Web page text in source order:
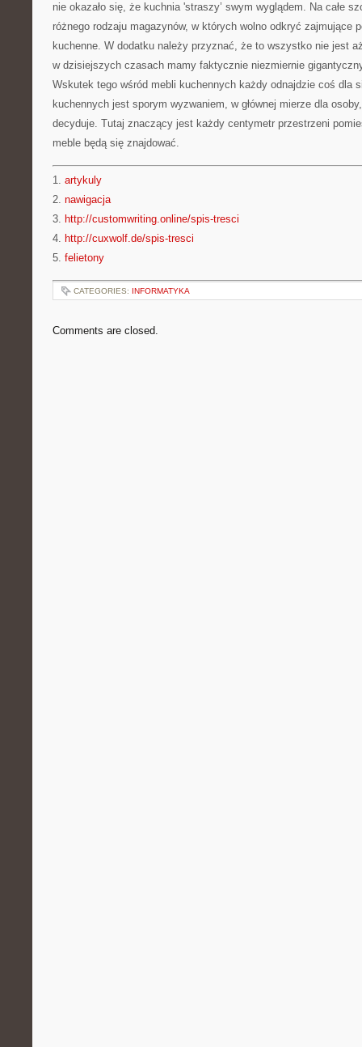
nie okazało się, że kuchnia 'straszy’ swym wyglądem. Na całe
różnego rodzaju magazynów, w których wolno odkryć zajmujące
kuchenne. W dodatku należy przyznać, że to wszystko nie jest
w dzisiejszych czasach mamy faktycznie niezmiernie
Wskutek tego wśród mebli kuchennych każdy odnajdzie coś dla
kuchennych jest sporym wyzwaniem, w głównej mierze dla
decyduje. Tutaj znaczący jest każdy centymetr przestrzeni
meble będą się znajdować.
1. artykuly
2. nawigacja
3. http://customwriting.online/spis-tresci
4. http://cuxwolf.de/spis-tresci
5. felietony
CATEGORIES: INFORMATYKA
Comments are closed.